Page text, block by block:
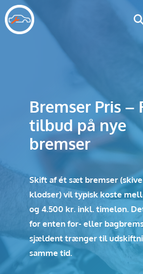
Hop
til
indhold
Bremser Pris –
tilbud på nye
bremser
Skift af ét sæt bremser
klodser) vil typisk koste
og 4.500 kr. inkl. timeløn.
for enten for- eller
sjældent trænger til
samme tid.